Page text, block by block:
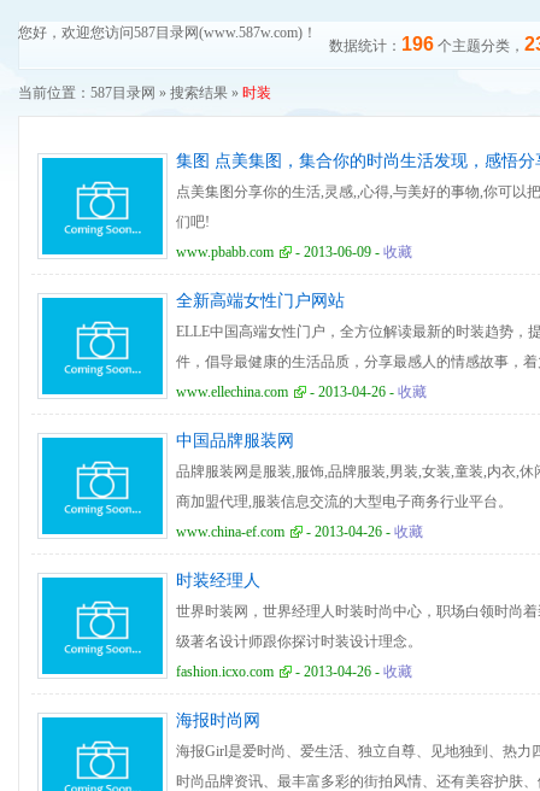
您好，欢迎您访问587目录网(www.587w.com)！
数据统计： 196 个主题分类，
当前位置： 587目录网 » 搜索结果 » 时装
集图 点美集图，集合你的时尚生活发现，感悟
点美集图分享你的生活,灵感,,心得,与美好的事物,你可以
们吧!
www.pbabb.com
- 2013-06-09 - 收藏
全新高端女性门户网站
ELLE中国高端女性门户，全方位解读最新的时装趋势，
件，倡导最健康的生活品质，分享最感人的情感故事，
www.ellechina.com
- 2013-04-26 - 收藏
中国品牌服装网
品牌服装网是服装,服饰,品牌服装,男装,女装,童装,内衣,
商加盟代理,服装信息交流的大型电子商务行业平台。
www.china-ef.com
- 2013-04-26 - 收藏
时装经理人
世界时装网，世界经理人时装时尚中心，职场白领时尚
级著名设计师跟你探讨时装设计理念。
fashion.icxo.com
- 2013-04-26 - 收藏
海报时尚网
海报Girl是爱时尚、爱生活、独立自尊、见地独到、热
时尚品牌资讯、最丰富多彩的街拍风情、还有美容护肤